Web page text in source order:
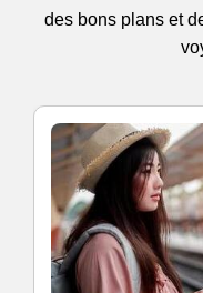
des bons plans et